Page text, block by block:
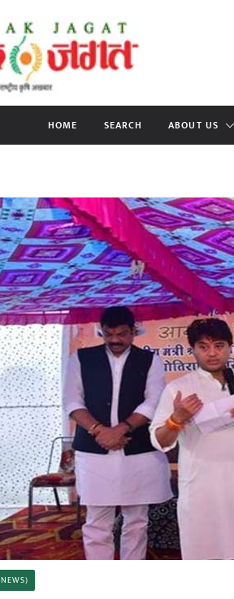
HOME SEARCH ABOUT US